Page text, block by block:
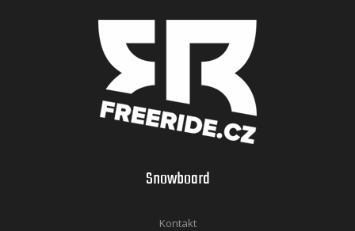
Snowboard
Kontakt